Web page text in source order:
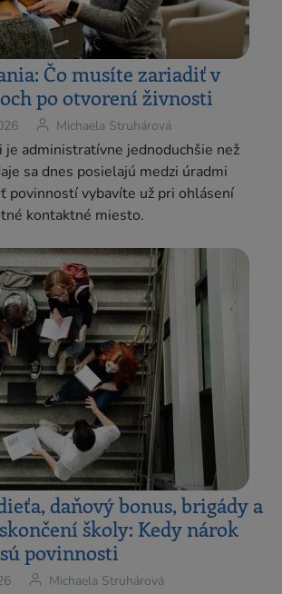
Čo musíte zariadiť v
po otvorení živnosti
Michaela Struhárová
je administratívne jednoduchšie než
sa dnes posielajú medzi úradmi
povinností vybavíte už pri ohlásení
kontaktné miesto.
daňový bonus, brigády a
školy: Kedy nárok
povinnosti
Michaela Struhárová